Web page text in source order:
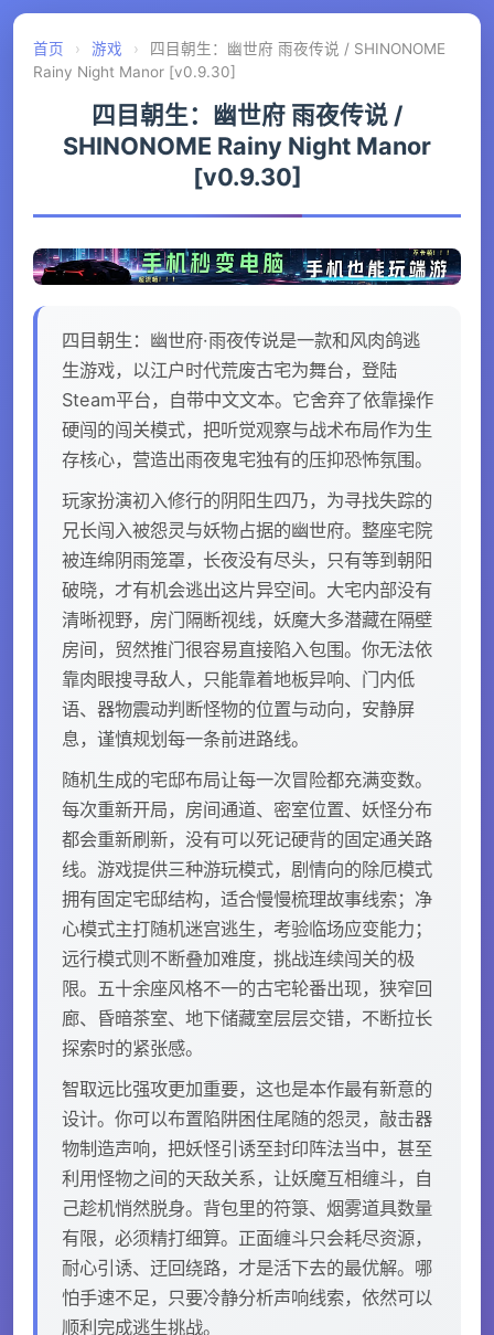
首页 › 游戏 ›
四目朝生：幽世府 雨夜传说 / SHINONOME
Rainy Night Manor [v0.9.30]
四目朝生：幽世府 雨夜传说 /
SHINONOME Rainy Night Manor
[v0.9.30]
四目朝生：幽世府·雨夜传说是一款和风肉鸽逃
生游戏，以江户时代荒废古宅为舞台，登陆
Steam平台，自带中文文本。它舍弃了依靠操作
硬闯的闯关模式，把听觉观察与战术布局作为生
存核心，营造出雨夜鬼宅独有的压抑恐怖氛围。
玩家扮演初入修行的阴阳生四乃，为寻找失踪的
兄长闯入被怨灵与妖物占据的幽世府。整座宅院
被连绵阴雨笼罩，长夜没有尽头，只有等到朝阳
破晓，才有机会逃出这片异空间。大宅内部没有
清晰视野，房门隔断视线，妖魔大多潜藏在隔壁
房间，贸然推门很容易直接陷入包围。你无法依
靠肉眼搜寻敌人，只能靠着地板异响、门内低
语、器物震动判断怪物的位置与动向，安静屏
息，谨慎规划每一条前进路线。
随机生成的宅邸布局让每一次冒险都充满变数。
每次重新开局，房间通道、密室位置、妖怪分布
都会重新刷新，没有可以死记硬背的固定通关路
线。游戏提供三种游玩模式，剧情向的除厄模式
拥有固定宅邸结构，适合慢慢梳理故事线索；净
心模式主打随机迷宫逃生，考验临场应变能力；
远行模式则不断叠加难度，挑战连续闯关的极
限。五十余座风格不一的古宅轮番出现，狭窄回
廊、昏暗茶室、地下储藏室层层交错，不断拉长
探索时的紧张感。
智取远比强攻更加重要，这也是本作最有新意的
设计。你可以布置陷阱困住尾随的怨灵，敲击器
物制造声响，把妖怪引诱至封印阵法当中，甚至
利用怪物之间的天敌关系，让妖魔互相缠斗，自
己趁机悄然脱身。背包里的符箓、烟雾道具数量
有限，必须精打细算。正面缠斗只会耗尽资源，
耐心引诱、迂回绕路，才是活下去的最优解。哪
怕手速不足，只要冷静分析声响线索，依然可以
顺利完成逃生挑战。